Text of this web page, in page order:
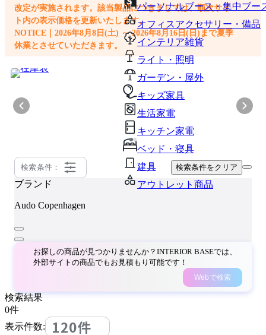
パーソナルブース・集中ブー
オフィスアクセサリー・備品
インテリア雑貨
ライト・照明
ガーデン・屋外
キッズ家具
生活家電
キッチン家電
ベッド・寝具
建具
アウトレット商品
改定が実施されます。該当製品につきましては、順次サイ
ト内の表示価格を更新いたします。
NOTICE｜2026年8月8日(土) ～ 2026年8月16日(日)まで夏季
休業とさせていただきます。
検索条件： 検索条件をクリア
ブランド
Audo Copenhagen
お探しの商品が見つかりませんか？INTERIOR BASEでは、
外部サイトの商品でもお見積もり可能です！
Webで検索
検索結果
0件
表示件数:
120件